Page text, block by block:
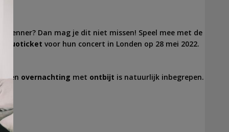
kenner? Dan mag je dit niet missen! Speel mee met de
duoticket voor hun concert in Londen op 28 mei 2022.
een overnachting met ontbijt is natuurlijk inbegrepen.